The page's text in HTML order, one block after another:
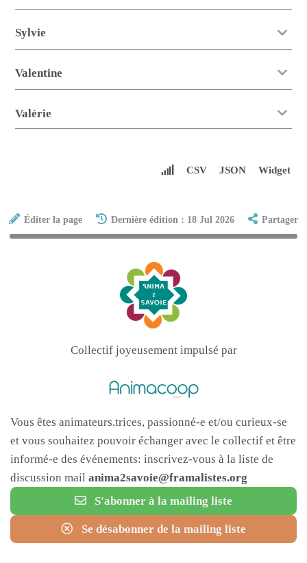
Sylvie
Valentine
Valérie
CSV JSON Widget
Éditer la page Dernière édition : 18 Jul 2026 Partager
Collectif joyeusement impulsé par
Vous êtes animateurs.trices, passionné-e et/ou curieux-se
et vous souhaitez pouvoir échanger avec le collectif et être
informé-e des événements: inscrivez-vous à la liste de
discussion mail anima2savoie@framalistes.org
S'abonner à la mailing liste
Se désabonner de la mailing liste